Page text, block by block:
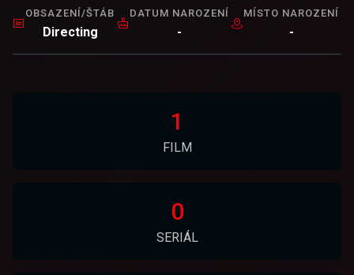
OBSAZENÍ/ŠTÁB
Directing
DATUM NAROZENÍ
-
MÍSTO NAROZENÍ
-
1
FILM
0
SERIÁL